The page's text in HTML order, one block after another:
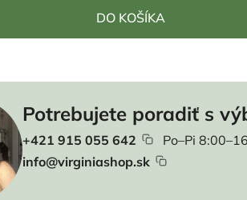
DO KOŠÍKA
Potrebujete poradiť s
+421 915 055 642
Po–Pi
info@virginiashop.sk